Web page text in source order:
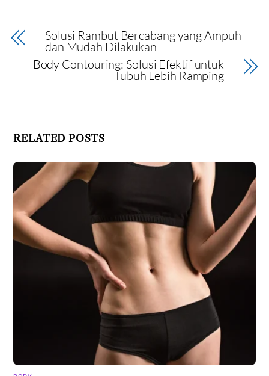
Solusi Rambut Bercabang yang Ampuh
dan Mudah Dilakukan
Body Contouring: Solusi Efektif untuk
Tubuh Lebih Ramping
RELATED POSTS